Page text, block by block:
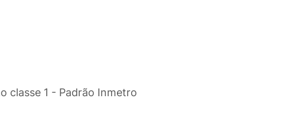
classe 1 - Padrão Inmetro